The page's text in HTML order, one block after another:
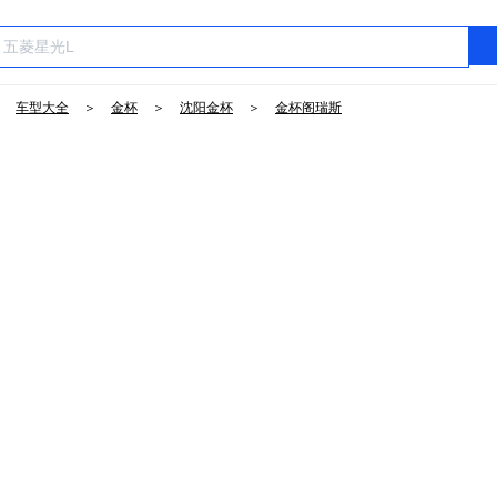
车型大全 ＞ 金杯 ＞ 沈阳金杯 ＞ 金杯阁瑞斯